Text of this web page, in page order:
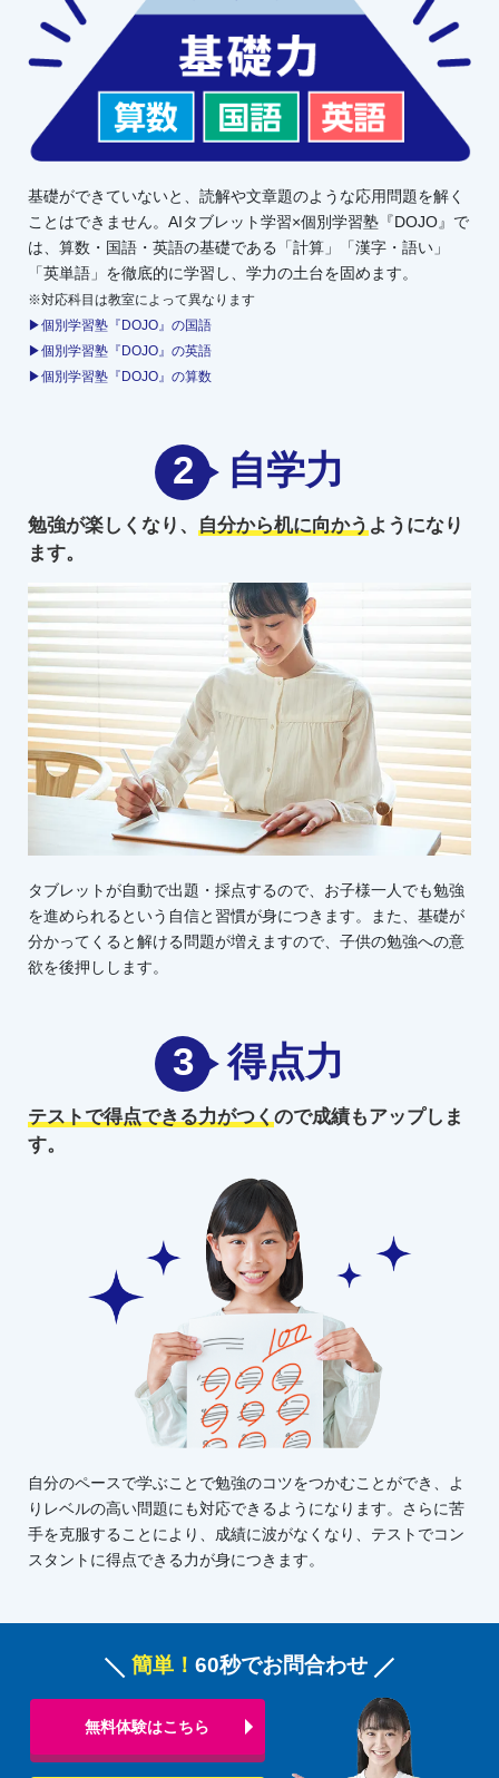
基礎ができていないと、読解や文章題のような応用問題を解く
ことはできません。AIタブレット学習×個別学習塾『DOJO』で
は、算数・国語・英語の基礎である「計算」「漢字・語い」
「英単語」を徹底的に学習し、学力の土台を固めます。
※対応科目は教室によって異なります
▶個別学習塾『DOJO』の国語
▶個別学習塾『DOJO』の英語
▶個別学習塾『DOJO』の算数
2 自学力
勉強が楽しくなり、 自分から机に向かうようになり
ます。
タブレットが自動で出題・採点するので、お子様一人でも勉強
を進められるという自信と習慣が身につきます。また、基礎が
分かってくると解ける問題が増えますので、子供の勉強への意
欲を後押しします。
3 得点力
テストで得点できる力がつくので成績もアップしま
す。
自分のペースで学ぶことで勉強のコツをつかむことができ、よ
りレベルの高い問題にも対応できるようになります。さらに苦
手を克服することにより、成績に波がなくなり、テストでコン
スタントに得点できる力が身につきます。
簡単！ 60秒でお問合わせ
無料体験はこちら